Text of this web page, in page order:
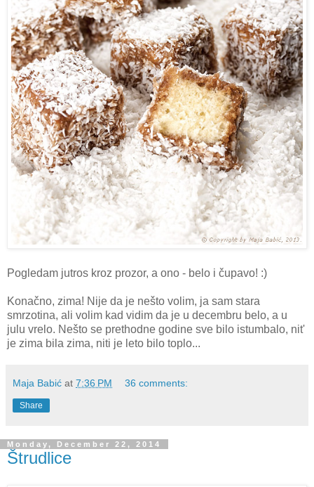
Pogledam jutros kroz prozor, a ono - belo i čupavo! :)
Konačno, zima! Nije da je nešto volim, ja sam stara
smrzotina, ali volim kad vidim da je u decembru belo, a u
julu vrelo. Nešto se prethodne godine sve bilo istumbalo, nit'
je zima bila zima, niti je leto bilo toplo...
Maja Babić at 7:36 PM 36 comments:
Share
Monday, December 22, 2014
Štrudlice